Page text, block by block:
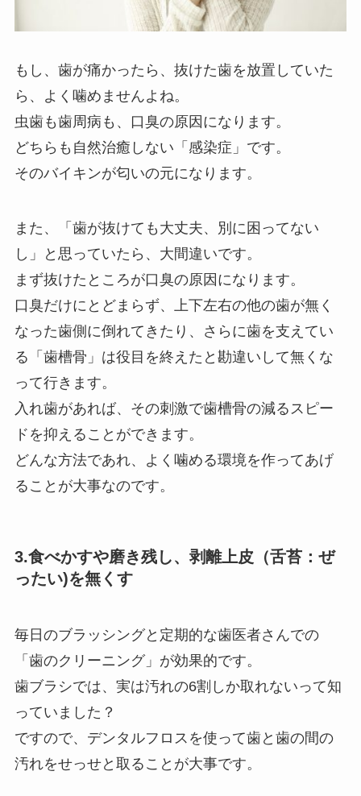
もし、歯が痛かったら、抜けた歯を放置していた
ら、よく噛めませんよね。
虫歯も歯周病も、口臭の原因になります。
どちらも自然治癒しない「感染症」です。
そのバイキンが匂いの元になります。
また、「歯が抜けても大丈夫、別に困ってない
し」と思っていたら、大間違いです。
まず抜けたところが口臭の原因になります。
口臭だけにとどまらず、上下左右の他の歯が無く
なった歯側に倒れてきたり、さらに歯を支えてい
る「歯槽骨」は役目を終えたと勘違いして無くな
って行きます。
入れ⻭があれば、その刺激で歯槽骨の減るスピー
ドを抑えることができます。
どんな方法であれ、よく噛める環境を作ってあげ
ることが大事なのです。
3.食べかすや磨き残し、剥離上皮（舌苔：ぜ
ったい)を無くす
毎日のブラッシングと定期的な歯医者さんでの
「⻭のクリーニング」が効果的です。
歯ブラシでは、実は汚れの6割しか取れないって知
っていました？
ですので、デンタルフロスを使って歯と歯の間の
汚れをせっせと取ることが大事です。